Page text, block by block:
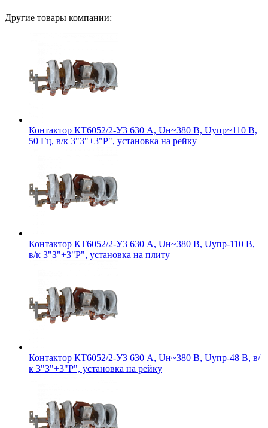
Другие товары компании:
Контактор КТ6052/2-У3 630 А, Uн~380 В, Uупр~110 В,
50 Гц, в/к 3"З"+3"Р", установка на рейку
Контактор КТ6052/2-У3 630 А, Uн~380 В, Uупр-110 В,
в/к 3"З"+3"Р", установка на плиту
Контактор КТ6052/2-У3 630 А, Uн~380 В, Uупр-48 В, в/
к 3"З"+3"Р", установка на рейку